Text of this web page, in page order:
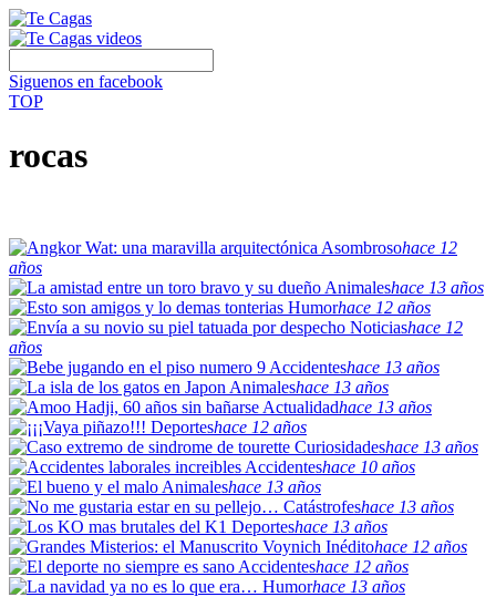
Siguenos en facebook
TOP
rocas
Asombrosohace 12
años
Animaleshace 13 años
Humorhace 12 años
Noticiashace 12
años
Accidenteshace 13 años
Animaleshace 13 años
Actualidadhace 13 años
Deporteshace 12 años
Curiosidadeshace 13 años
Accidenteshace 10 años
Animaleshace 13 años
Catástrofeshace 13 años
Deporteshace 13 años
Inéditohace 12 años
Accidenteshace 12 años
Humorhace 13 años